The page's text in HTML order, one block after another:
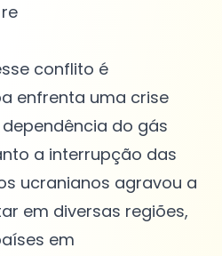
conflito é
enfrenta uma crise
do gás
a interrupção das
ucranianos agravou a
em diversas regiões,
em